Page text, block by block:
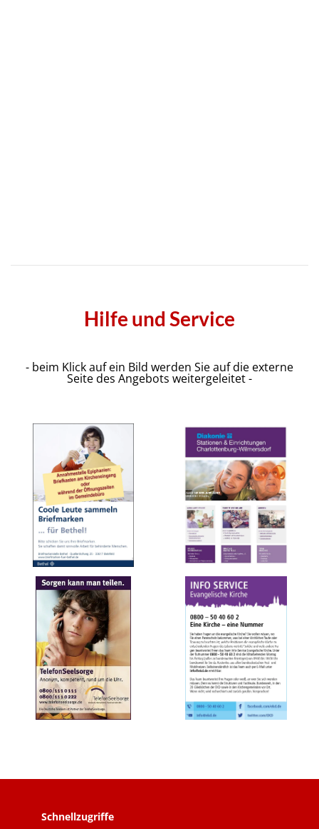
Hilfe und Service
- beim Klick auf ein Bild werden Sie auf die externe
Seite des Angebots weitergeleitet -
Schnellzugriffe